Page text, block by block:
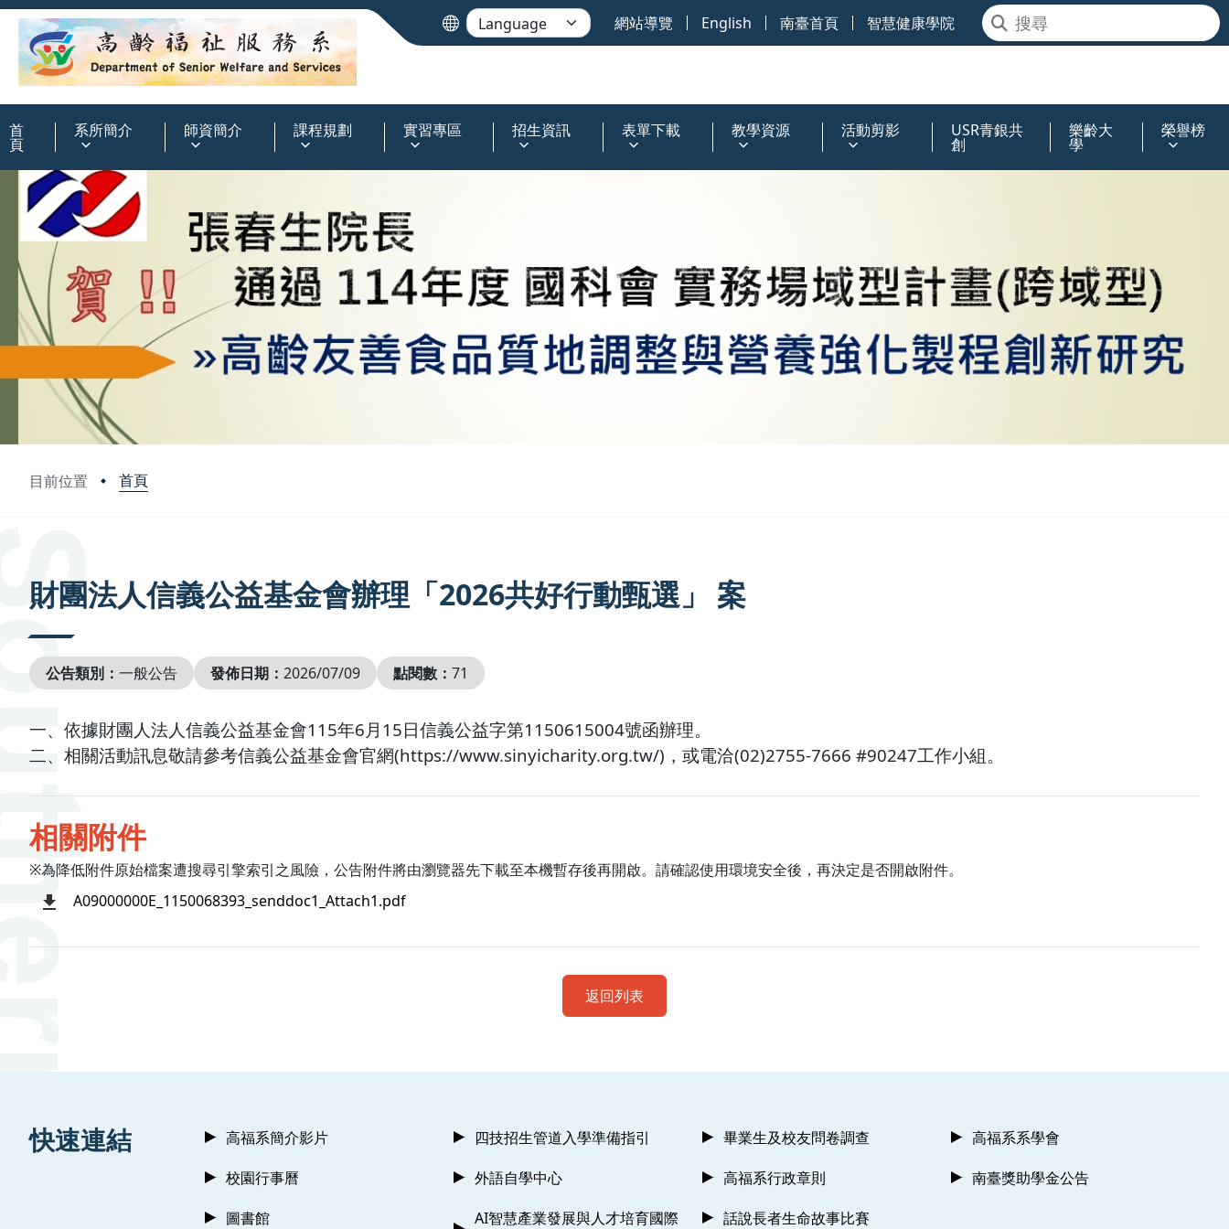
網站導覽 English 南臺首頁 智慧健康學院
首
頁
系所簡介 師資簡介 課程規劃 實習專區 招生資訊 表單下載 教學資源 活動剪影 USR青銀共
創
樂齡大
學
榮譽榜
目前位置 首頁
財團法人信義公益基金會辦理「2026共好行動甄選」 案
公告類別： 一般公告 發佈日期： 2026/07/09 點閱數： 71
一、依據財團人法人信義公益基金會115年6月15日信義公益字第1150615004號函辦理。
二、相關活動訊息敬請參考信義公益基金會官網(https://www.sinyicharity.org.tw/)，或電洽(02)2755-7666 #90247工作小組。
相關附件
※為降低附件原始檔案遭搜尋引擎索引之風險，公告附件將由瀏覽器先下載至本機暫存後再開啟。請確認使用環境安全後，再決定是否開啟附件。
A09000000E_1150068393_senddoc1_Attach1.pdf
返回列表
快速連結 高福系簡介影片 四技招生管道入學準備指引 畢業生及校友問卷調查
高福系系學會
校園行事曆
外語自學中心 高福系行政章則
南臺獎助學金公告
圖書館
AI智慧產業發展與人才培育國際 話說長者生命故事比賽